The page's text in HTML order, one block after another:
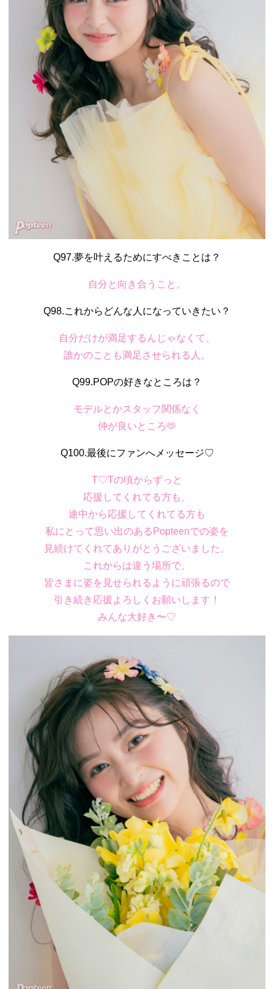
Q97.夢を叶えるためにすべきことは？
自分と向き合うこと。
Q98.これからどんな人になっていきたい？
自分だけが満足するんじゃなくて、
誰かのことも満足させられる人。
Q99.POPの好きなところは？
モデルとかスタッフ関係なく
仲が良いところ🫶
Q100.最後にファンへメッセージ♡
T♡Tの頃からずっと
応援してくれてる方も、
途中から応援してくれてる方も
私にとって思い出のあるPopteenでの姿を
見続けてくれてありがとうございました。
これからは違う場所で、
皆さまに姿を見せられるように頑張るので
引き続き応援よろしくお願いします！
みんな大好き〜♡